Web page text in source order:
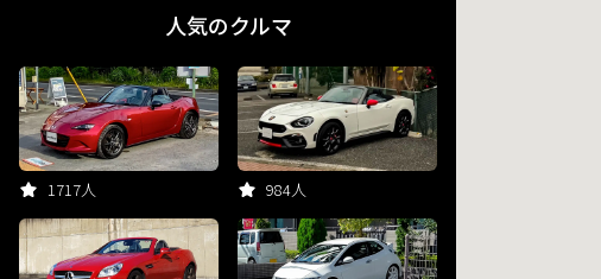
人気のクルマ
1717人 984人